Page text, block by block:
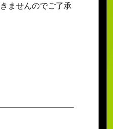
ませんのでご了承